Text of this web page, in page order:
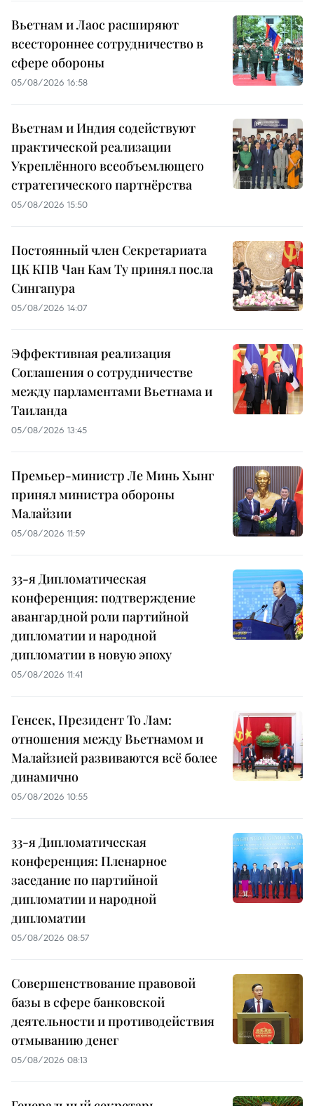
Вьетнам и Лаос расширяют
всестороннее сотрудничество в
сфере обороны
05/08/2026 16:58
Вьетнам и Индия содействуют
практической реализации
Укреплённого всеобъемлющего
стратегического партнёрства
05/08/2026 15:50
Постоянный член Секретариата
ЦК КПВ Чан Кам Ту принял посла
Сингапура
05/08/2026 14:07
Эффективная реализация
Соглашения о сотрудничестве
между парламентами Вьетнама и
Таиланда
05/08/2026 13:45
Премьер-министр Ле Минь Хынг
принял министра обороны
Малайзии
05/08/2026 11:59
33-я Дипломатическая
конференция: подтверждение
авангардной роли партийной
дипломатии и народной
дипломатии в новую эпоху
05/08/2026 11:41
Генсек, Президент То Лам:
отношения между Вьетнамом и
Малайзией развиваются всё более
динамично
05/08/2026 10:55
33-я Дипломатическая
конференция: Пленарное
заседание по партийной
дипломатии и народной
дипломатии
05/08/2026 08:57
Совершенствование правовой
базы в сфере банковской
деятельности и противодействия
отмыванию денег
05/08/2026 08:13